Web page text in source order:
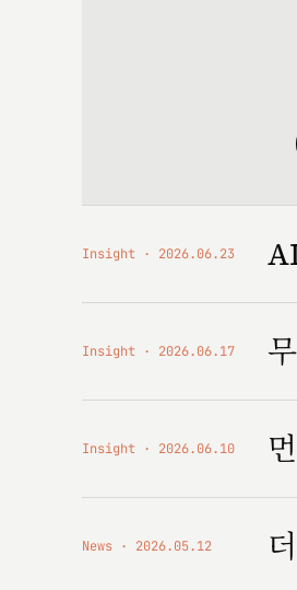
Insight 2026.06.23
Insight 2026.06.17
Insight 2026.06.10
News 2026.05.12